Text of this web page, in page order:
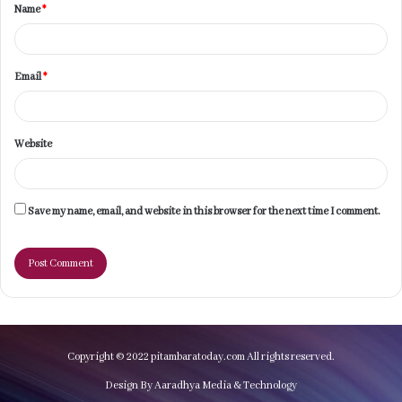
*Name*
Email*
Website
Save my name, email, and website in this browser for the next time I comment.
Copyright © 2022 pitambaratoday.com All rights reserved.
Design By Aaradhya Media & Technology